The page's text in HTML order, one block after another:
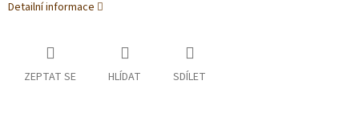
Detailní informace
ZEPTAT SE HLÍDAT SDÍLET